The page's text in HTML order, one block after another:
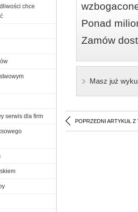
Ponad
Zamów
Masz już
POPRZEDNI ARTYKUŁ Z
chce
serwis dla firm